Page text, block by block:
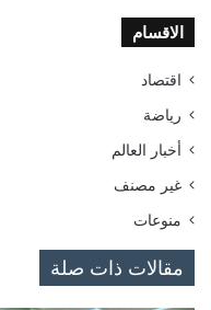
الاقسام
اقتصاد
رياضة
أخبار العالم
غير مصنف
منوعات
مقالات ذات صلة